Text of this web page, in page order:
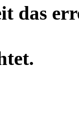
das